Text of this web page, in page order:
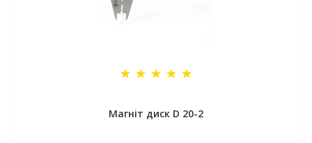
Магніт диск D 20-2